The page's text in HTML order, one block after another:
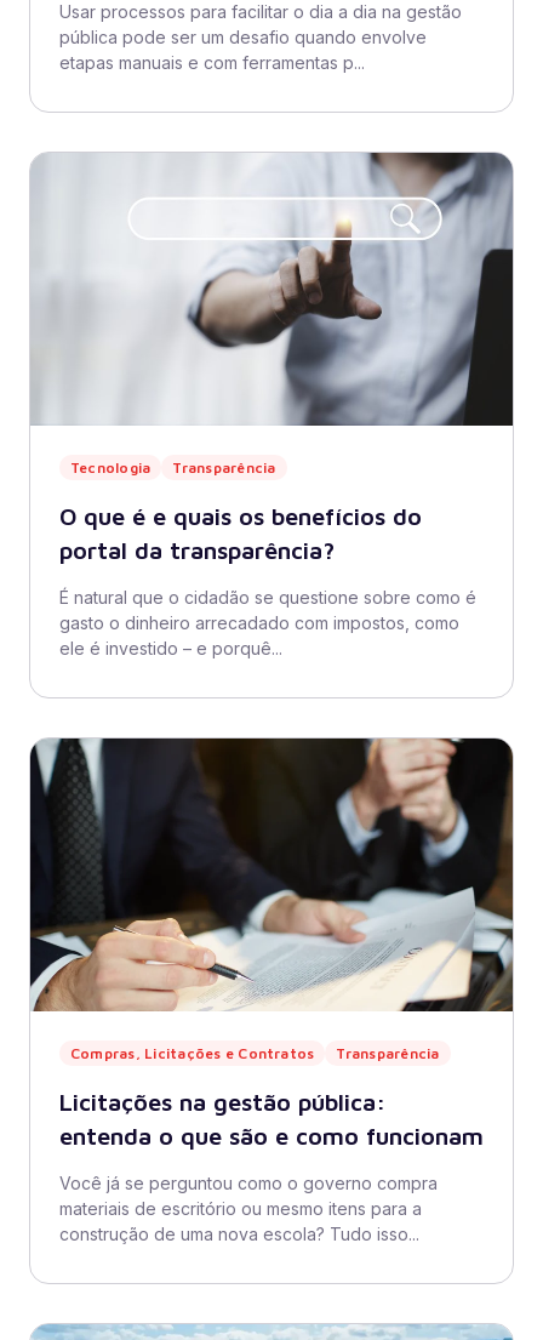
Usar processos para facilitar o dia a dia na gestão
pública pode ser um desafio quando envolve
etapas manuais e com ferramentas p...
Tecnologia Transparência
O que é e quais os benefícios do
portal da transparência?
É natural que o cidadão se questione sobre como é
gasto o dinheiro arrecadado com impostos, como
ele é investido – e porquê...
Compras, Licitações e Contratos Transparência
Licitações na gestão pública:
entenda o que são e como funcionam
Você já se perguntou como o governo compra
materiais de escritório ou mesmo itens para a
construção de uma nova escola? Tudo isso...